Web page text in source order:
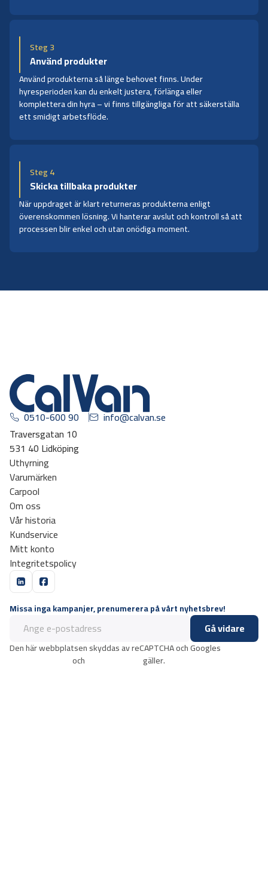
Steg 3
Använd produkter
Använd produkterna så länge behovet finns. Under
hyresperioden kan du enkelt justera, förlänga eller
komplettera din hyra – vi finns tillgängliga för att säkerställa
ett smidigt arbetsflöde.
Steg 4
Skicka tillbaka produkter
När uppdraget är klart returneras produkterna enligt
överenskommen lösning. Vi hanterar avslut och kontroll så att
processen blir enkel och utan onödiga moment.
0510-600 90
info@calvan.se
Traversgatan 10
531 40 Lidköping
Uthyrning
Varumärken
Carpool
Om oss
Vår historia
Kundservice
Mitt konto
Integritetspolicy
Missa inga kampanjer, prenumerera på vårt nyhetsbrev!
Gå vidare
Den här webbplatsen skyddas av reCAPTCHA och Googles
och gäller.